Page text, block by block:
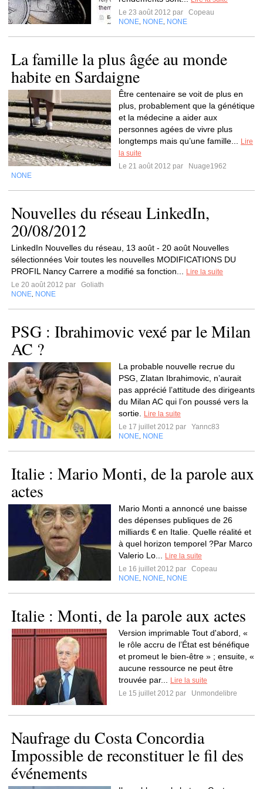
Le 23 août 2012 par
Copeau
NONE NONE NONE
La famille la plus âgée au monde
habite en Sardaigne
Être centenaire se voit de plus en
plus, probablement que la génétique
et la médecine a aider aux
personnes agées de vivre plus
longtemps mais qu’une famille...
Lire
la suite
Le 21 août 2012 par
Nuage1962
NONE
Nouvelles du réseau LinkedIn,
20/08/2012
LinkedIn Nouvelles du réseau, 13 août - 20 août Nouvelles
sélectionnées Voir toutes les nouvelles MODIFICATIONS DU
PROFIL Nancy Carrere a modifié sa fonction...
Lire la suite
Le 20 août 2012 par
Goliath
NONE NONE
PSG : Ibrahimovic vexé par le Milan
AC ?
La probable nouvelle recrue du
PSG, Zlatan Ibrahimovic, n’aurait
pas apprécié l’attitude des dirigeants
du Milan AC qui l’on poussé vers la
sortie.
Lire la suite
Le 17 juillet 2012 par
Yannc83
NONE NONE
Italie : Mario Monti, de la parole aux
actes
Mario Monti a annoncé une baisse
des dépenses publiques de 26
milliards € en Italie. Quelle réalité et
à quel horizon temporel ?Par Marco
Valerio Lo...
Lire la suite
Le 16 juillet 2012 par
Copeau
NONE NONE NONE
Italie : Monti, de la parole aux actes
Version imprimable Tout d'abord, «
le rôle accru de l’État est bénéfique
et promeut le bien-être » ; ensuite, «
aucune ressource ne peut être
trouvée par...
Lire la suite
Le 15 juillet 2012 par
Unmondelibre
Naufrage du Costa Concordia
Impossible de reconstituer le fil des
événements